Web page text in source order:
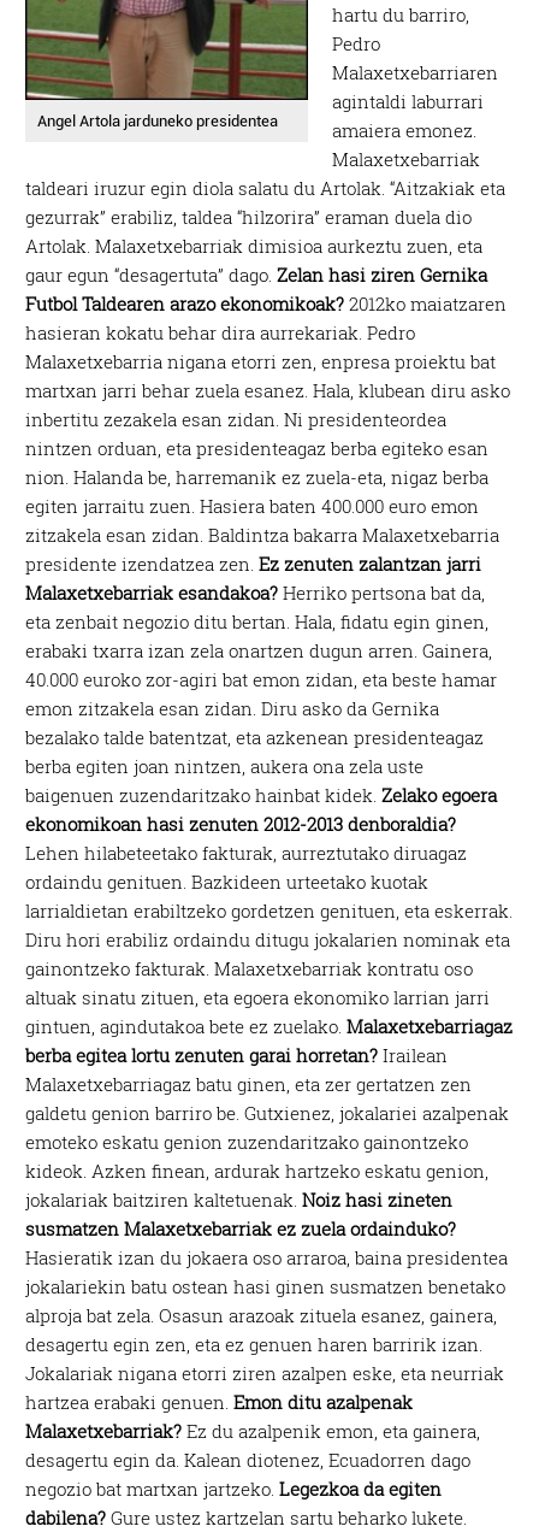
Angel Artola jarduneko presidentea
hartu du barriro,
Pedro
Malaxetxebarriaren
agintaldi laburrari
amaiera emonez.
Malaxetxebarriak
taldeari iruzur egin diola salatu du Artolak. “Aitzakiak eta
gezurrak” erabiliz, taldea “hilzorira” eraman duela dio
Artolak. Malaxetxebarriak dimisioa aurkeztu zuen, eta
gaur egun “desagertuta” dago.Zelan hasi ziren Gernika
Futbol Taldearen arazo ekonomikoak?2012ko maiatzaren
hasieran kokatu behar dira aurrekariak. Pedro
Malaxetxebarria nigana etorri zen, enpresa proiektu bat
martxan jarri behar zuela esanez. Hala, klubean diru asko
inbertitu zezakela esan zidan. Ni presidenteordea
nintzen orduan, eta presidenteagaz berba egiteko esan
nion. Halanda be, harremanik ez zuela-eta, nigaz berba
egiten jarraitu zuen. Hasiera baten 400.000 euro emon
zitzakela esan zidan. Baldintza bakarra Malaxetxebarria
presidente izendatzea zen.Ez zenuten zalantzan jarri
Malaxetxebarriak esandakoa?Herriko pertsona bat da,
eta zenbait negozio ditu bertan. Hala, fidatu egin ginen,
erabaki txarra izan zela onartzen dugun arren. Gainera,
40.000 euroko zor-agiri bat emon zidan, eta beste hamar
emon zitzakela esan zidan. Diru asko da Gernika
bezalako talde batentzat, eta azkenean presidenteagaz
berba egiten joan nintzen, aukera ona zela uste
baigenuen zuzendaritzako hainbat kidek.Zelako egoera
ekonomikoan hasi zenuten 2012-2013 denboraldia?
Lehen hilabeteetako fakturak, aurreztutako diruagaz
ordaindu genituen. Bazkideen urteetako kuotak
larrialdietan erabiltzeko gordetzen genituen, eta eskerrak.
Diru hori erabiliz ordaindu ditugu jokalarien nominak eta
gainontzeko fakturak. Malaxetxebarriak kontratu oso
altuak sinatu zituen, eta egoera ekonomiko larrian jarri
gintuen, agindutakoa bete ez zuelako.Malaxetxebarriagaz
berba egitea lortu zenuten garai horretan?Irailean
Malaxetxebarriagaz batu ginen, eta zer gertatzen zen
galdetu genion barriro be. Gutxienez, jokalariei azalpenak
emoteko eskatu genion zuzendaritzako gainontzeko
kideok. Azken finean, ardurak hartzeko eskatu genion,
jokalariak baitziren kaltetuenak.Noiz hasi zineten
susmatzen Malaxetxebarriak ez zuela ordainduko?
Hasieratik izan du jokaera oso arraroa, baina presidentea
jokalariekin batu ostean hasi ginen susmatzen benetako
alproja bat zela. Osasun arazoak zituela esanez, gainera,
desagertu egin zen, eta ez genuen haren barririk izan.
Jokalariak nigana etorri ziren azalpen eske, eta neurriak
hartzea erabaki genuen.Emon ditu azalpenak
Malaxetxebarriak?Ez du azalpenik emon, eta gainera,
desagertu egin da. Kalean diotenez, Ecuadorren dago
negozio bat martxan jartzeko.Legezkoa da egiten
dabilena?Gure ustez kartzelan sartu beharko lukete.